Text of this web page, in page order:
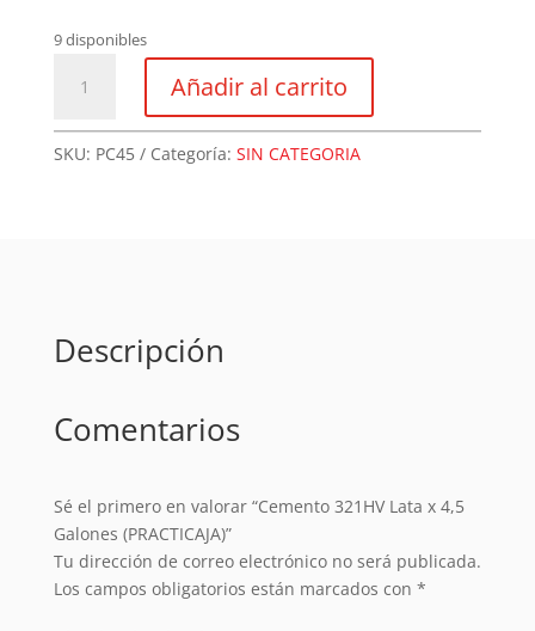
9 disponibles
321HV
x
Añadir al carrito
SKU: PC45 Categoría: SIN CATEGORIA
Descripción
Comentarios
Sé el primero en valorar “Cemento 321HV Lata x 4,5
Galones (PRACTICAJA)”
Tu dirección de correo electrónico no será publicada.
Los campos obligatorios están marcados con *